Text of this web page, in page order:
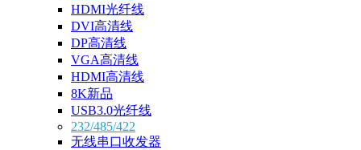
HDMI光纤线
DVI高清线
DP高清线
VGA高清线
HDMI高清线
8K新品
USB3.0光纤线
232/485/422
无线串口收发器